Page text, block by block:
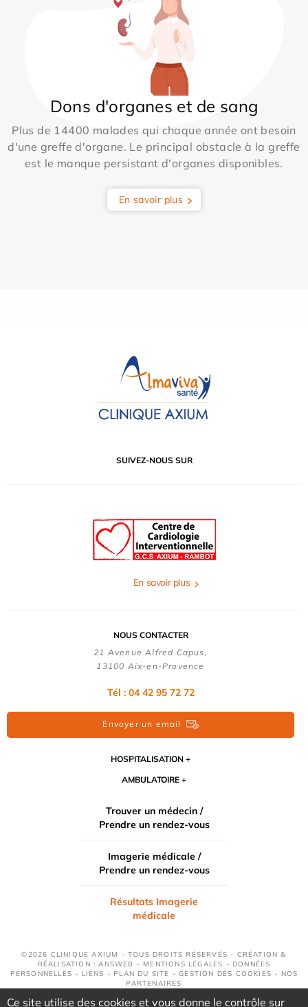
Dons d'organes et de sang
Plus de 14400 malades qui chaque année ont besoin
d'une greffe d'organe. Le principal obstacle à la greffe
est le manque persistant d'organes disponibles.
En savoir plus
SUIVEZ-NOUS SUR
En savoir plus
NOUS CONTACTER
21 Avenue Alfred Capus,
13100 Aix-en-Provence
Tél : 04 42 95 72 72
Envoyer un email
HOSPITALISATION
AMBULATOIRE
Trouver un médecin /
Prendre un rendez-vous
Imagerie médicale /
Prendre un rendez-vous
Résultats Imagerie
médicale
©2026 CLINIQUE AXIUM - TOUS DROITS RÉSERVÉS - CRÉATION &
RÉALISATION : ANSWEB - MENTIONS LÉGALES - DONNÉES
PERSONNELLES - LIENS - PLAN DU SITE -GESTION DES COOKIES - NOS
PARTENAIRES
Ce site utilise des cookies et vous donne le contrôle sur